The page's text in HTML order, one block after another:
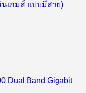
นเกมส์ แบบมีสาย)
Dual Band Gigabit